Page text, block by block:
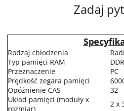
Zadaj
Rodzaj chłodzenia
Typ pamięci RAM
Przeznaczenie
PC
Prędkość zegara pamięci
Opóźnienie CAS
32
Układ pamięci (moduły x
rozmiar)
2 x